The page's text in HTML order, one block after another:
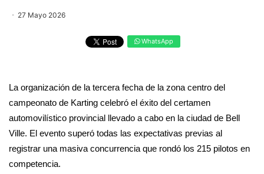
27 Mayo 2026
WhatsApp
La organización de la tercera fecha de la zona centro del
campeonato de Karting celebró el éxito del certamen
automovilístico provincial llevado a cabo en la ciudad de Bell
Ville. El evento superó todas las expectativas previas al
registrar una masiva concurrencia que rondó los 215 pilotos en
competencia.